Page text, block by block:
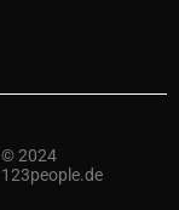
© 2024
123people.de